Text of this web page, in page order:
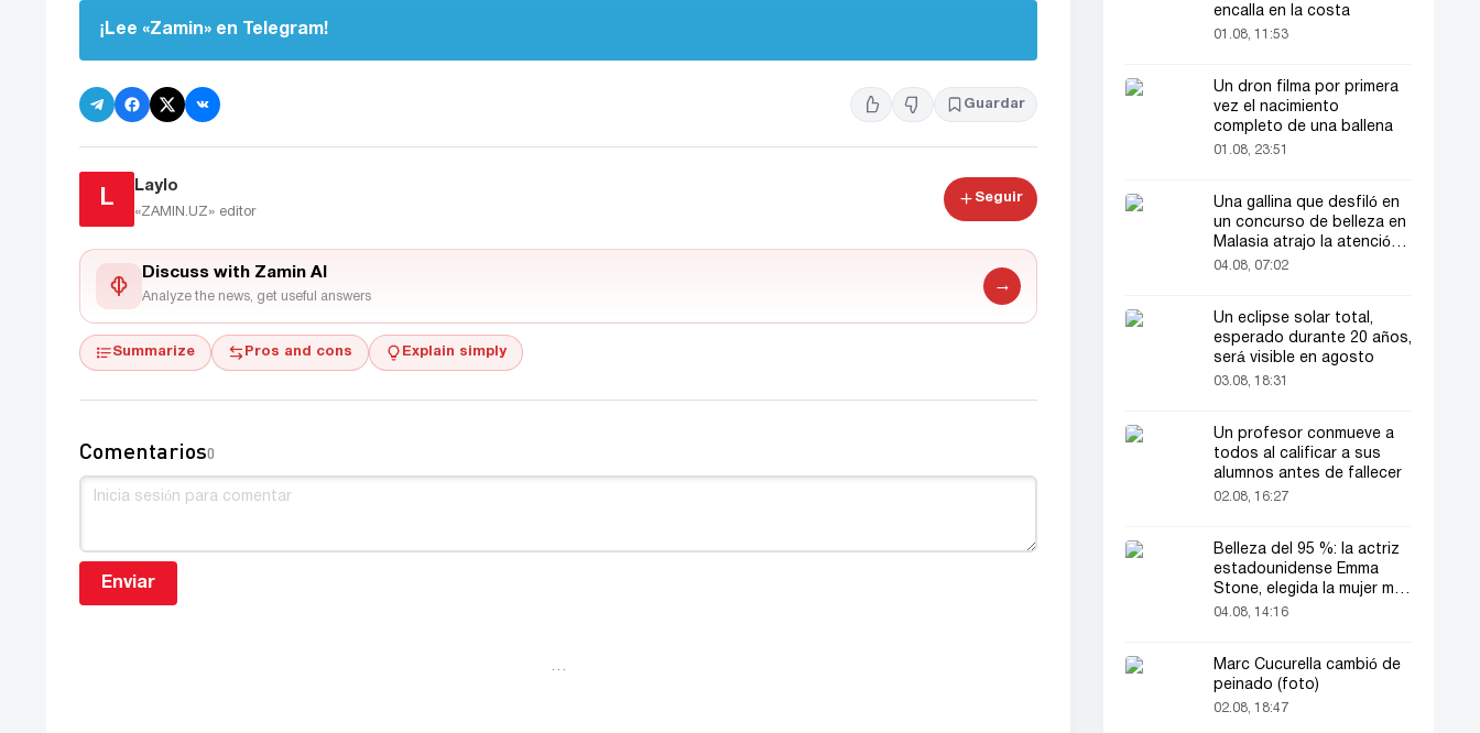
¡Lee «Zamin» en Telegram!
Guardar
L
Laylo
«ZAMIN.UZ» editor
Seguir
Discuss with Zamin AI
Analyze the news, get useful answers
→
Summarize Pros and cons Explain simply
Comentarios0
Enviar
…
encalla en la costa
01.08, 11:53
Un dron filma por primera
vez el nacimiento
completo de una ballena
01.08, 23:51
Una gallina que desfiló en
un concurso de belleza en
Malasia atrajo la atención
del público
04.08, 07:02
Un eclipse solar total,
esperado durante 20 años,
será visible en agosto
03.08, 18:31
Un profesor conmueve a
todos al calificar a sus
alumnos antes de fallecer
02.08, 16:27
Belleza del 95 %: la actriz
estadounidense Emma
Stone, elegida la mujer más
bella del mundo
04.08, 14:16
Marc Cucurella cambió de
peinado (foto)
02.08, 18:47